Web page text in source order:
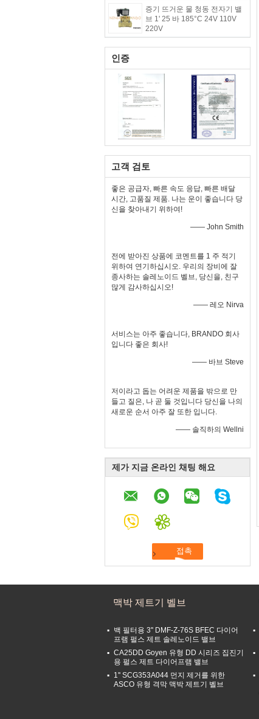
증기 뜨거운 물 청동 전자기 밸
브 1' 25 바 185°C 24V 110V
220V
인증
고객 검토
좋은 공급자, 빠른 속도 응답, 빠른 배달
시간, 고품질 제품. 나는 운이 좋습니다 당
신을 찾아내기 위하여!
—— John Smith
전에 받아진 상품에 코멘트를 1 주 적기
위하여 연기하십시오. 우리의 장비에 잘
종사하는 솔레노이드 벨브, 당신을, 친구
많게 감사하십시오!
—— 레오 Nirva
서비스는 아주 좋습니다, BRANDO 회사
입니다 좋은 회사!
—— 바브 Steve
저이라고 돕는 어려운 제품을 밖으로 만
들고 질은, 나 곧 둘 것입니다 당신을 나의
새로운 순서 아주 잘 또한 입니다.
—— 솔직하의 Wellni
제가 지금 온라인 채팅 해요
맥박 제트기 벨브
백 필터용 3'' DMF-Z-76S BFEC 다이어
프램 펄스 제트 솔레노이드 밸브
CA25DD Goyen 유형 DD 시리즈 집진기
용 펄스 제트 다이어프램 밸브
1'' SCG353A044 먼지 제거를 위한
ASCO 유형 격막 맥박 제트기 벨브